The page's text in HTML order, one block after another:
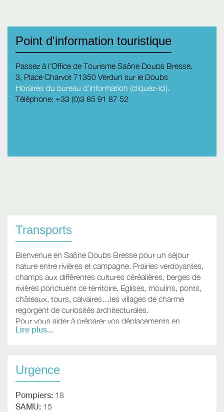
Point d'information touristique
Passez à l'Office de Tourisme Saône Doubs Bresse.
3, Place Charvot 71350 Verdun sur le Doubs
Horaires du bureau d'information (cliquez-ici).
Téléphone: +33 (0)3 85 91 87 52
Transports
Bienvenue en Saône Doubs Bresse pour un séjour
nature entre rivières et campagne. Prairies verdoyantes,
champs aux différentes cultures céréalières, berges de
rivières ponctuent ce territoire. Eglises, moulins, ponts,
châteaux, tours, calvaires…les villages de charme
regorgent de curiosités architecturales.
Pour vous aider à préparer vos déplacements en
Bourgogne, consultez le réseau
Lire plus...
Urgence
Pompiers: 18
SAMU: 15